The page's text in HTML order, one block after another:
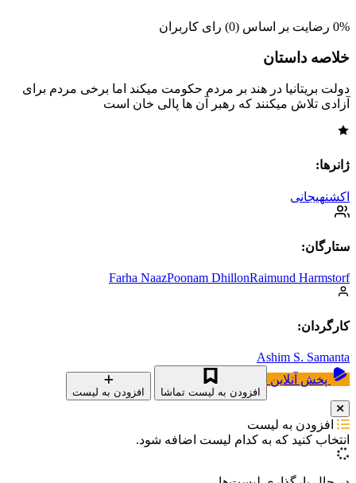
0% رضایت بر اساس (0) رای کاربران
خلاصه داستان
دولت بریتانیا در هند بر مردم حکومت میکند اما برخی مردم برای
آزادی تلاش میکنند که رهبر آن ها پالی خان است
ژانرها:
اکشنهیجانی
ستارگان:
Farha NaazPoonam DhillonRaimund Harmstorf
کارگردان:
Ashim S. Samanta
پخش آنلاین
افزودن به لیست تماشا افزودن به لیست
افزودن به لیست
انتخاب کنید که به کدام لیست اضافه شود.